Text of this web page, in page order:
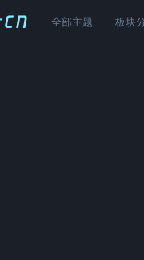
全部主题 板块